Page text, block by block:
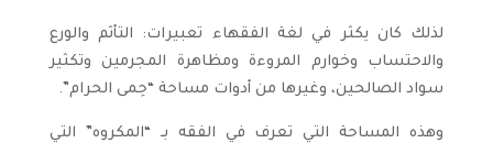
لذلك كان يكثر في لغة الفقهاء تعبيرات: التأثم والورع
والاحتساب وخوارم المروءة ومظاهرة المجرمين وتكثير
سواد الصالحين، وغيرها من أدوات مساحة “حِمى الحرام”.
وهذه المساحة التي تعرف في الفقه بـ “المكروه” التي